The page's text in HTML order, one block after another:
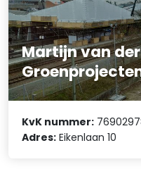
Martijn van
KvK nummer:
Adres: Eikenlaan 10